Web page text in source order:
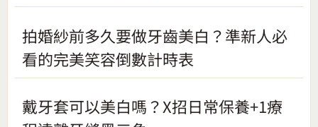
拍婚紗前多久要做牙齒美白？準新人必
看的完美笑容倒數計時表
戴牙套可以美白嗎？X招日常保養+1療